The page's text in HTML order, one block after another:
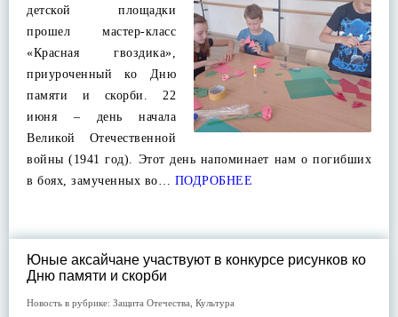
детской площадки
прошел мастер-класс
«Красная гвоздика»,
приуроченный ко Дню
памяти и скорби. 22
июня – день начала
Великой Отечественной
войны (1941 год). Этот день напоминает нам о погибших
в боях, замученных во… ПОДРОБНЕЕ
Юные аксайчане участвуют в конкурсе рисунков ко
Дню памяти и скорби
Новость в рубрике: Защита Отечества Культура